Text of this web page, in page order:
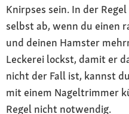
Knirpses sein. In der
selbst ab, wenn du einen
und deinen Hamster
Leckerei lockst, damit er
nicht der Fall ist, kannst
mit einem Nageltrimmer
Regel nicht notwendig.